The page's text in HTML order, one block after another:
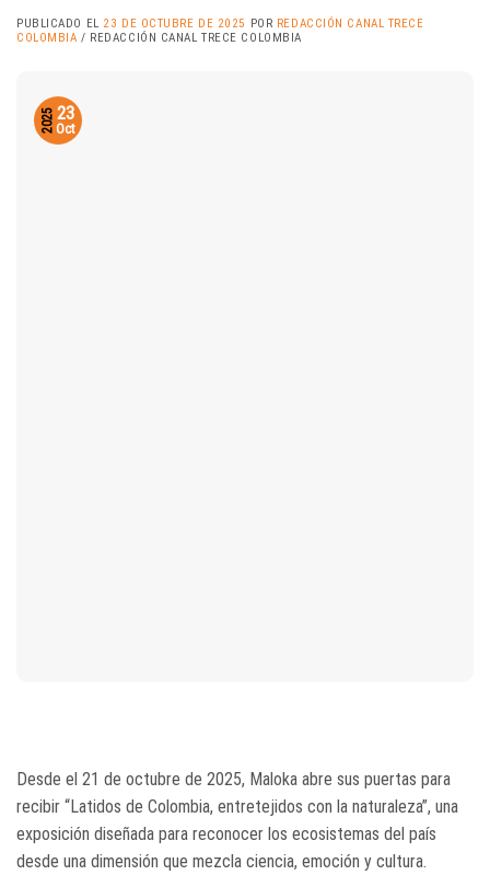
PUBLICADO EL 23 DE OCTUBRE DE 2025 POR REDACCIÓN CANAL TRECE
COLOMBIA / REDACCIÓN CANAL TRECE COLOMBIA
23
Oct
2025
Desde el 21 de octubre de 2025, Maloka abre sus puertas para
recibir “Latidos de Colombia, entretejidos con la naturaleza”, una
exposición diseñada para reconocer los ecosistemas del país
desde una dimensión que mezcla ciencia, emoción y cultura.